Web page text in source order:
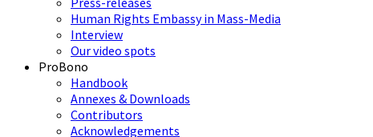
Human Rights Embassy in Mass-Media
Interview
Our video spots
ProBono
Handbook
Annexes & Downloads
Contributors
Acknowledgements